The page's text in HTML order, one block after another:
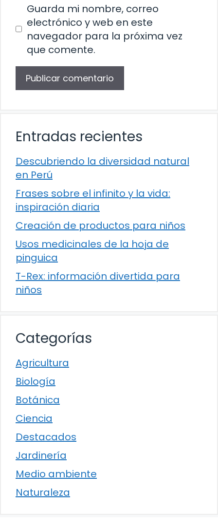
Guarda mi nombre, correo
electrónico y web en este
navegador para la próxima vez
que comente.
Entradas recientes
Descubriendo la diversidad natural
en Perú
Frases sobre el infinito y la vida:
inspiración diaria
Creación de productos para niños
Usos medicinales de la hoja de
pinguica
T-Rex: información divertida para
niños
Categorías
Agricultura
Biología
Botánica
Ciencia
Destacados
Jardinería
Medio ambiente
Naturaleza